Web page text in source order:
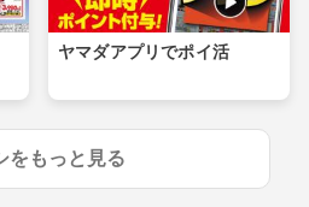
ヤマダアプリでポイ活
をもっと見る